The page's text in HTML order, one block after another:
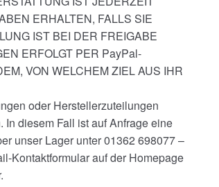
ERHALTEN, FALLS SIE
IST BEI DER FREIGABE
ERFOLGT PER PayPal-
VON WELCHEM ZIEL AUS IHR
oder Herstellerzuteilungen
diesem Fall ist auf Anfrage eine
unser Lager unter 01362 698077 –
Kontaktformular auf der Homepage